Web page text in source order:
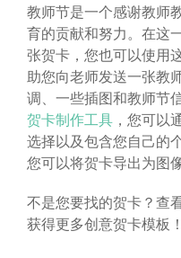
教师节是一个感谢教师
育的贡献和努力。在这
张贺卡，您也可以使用
助您向老师发送一张教
调、一些插图和教师节
贺卡制作工具 ，您可以
选择以及包含您自己的
您可以将贺卡导出为图
不是您要找的贺卡？查
获得更多创意贺卡模板！